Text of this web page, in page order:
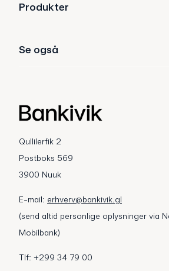
Produkter
Se også
Qullilerfik 2
Postboks 569
3900 Nuuk
E-mail: erhverv@bankivik.gl
(send altid personlige oplysninger via
Mobilbank)
Tlf: +299 34 79 00